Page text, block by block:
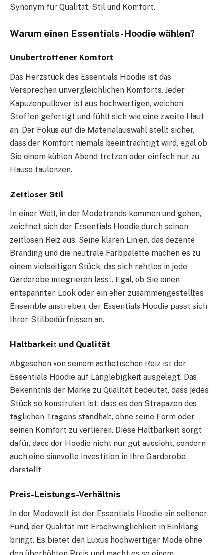
Synonym für Qualität, Stil und Komfort.
Warum einen Essentials-Hoodie wählen?
Unübertroffener Komfort
Das Herzstück des Essentials Hoodie ist das
Versprechen unvergleichlichen Komforts. Jeder
Kapuzenpullover ist aus hochwertigen, weichen
Stoffen gefertigt und fühlt sich wie eine zweite Haut
an. Der Fokus auf die Materialauswahl stellt sicher,
dass der Komfort niemals beeinträchtigt wird, egal ob
Sie einem kühlen Abend trotzen oder einfach nur zu
Hause faulenzen.
Zeitloser Stil
In einer Welt, in der Modetrends kommen und gehen,
zeichnet sich der Essentials Hoodie durch seinen
zeitlosen Reiz aus. Seine klaren Linien, das dezente
Branding und die neutrale Farbpalette machen es zu
einem vielseitigen Stück, das sich nahtlos in jede
Garderobe integrieren lässt. Egal, ob Sie einen
entspannten Look oder ein eher zusammengestelltes
Ensemble anstreben, der Essentials Hoodie passt sich
Ihren Stilbedürfnissen an.
Haltbarkeit und Qualität
Abgesehen von seinem ästhetischen Reiz ist der
Essentials Hoodie auf Langlebigkeit ausgelegt. Das
Bekenntnis der Marke zu Qualität bedeutet, dass jedes
Stück so konstruiert ist, dass es den Strapazen des
täglichen Tragens standhält, ohne seine Form oder
seinen Komfort zu verlieren. Diese Haltbarkeit sorgt
dafür, dass der Hoodie nicht nur gut aussieht, sondern
auch eine sinnvolle Investition in Ihre Garderobe
darstellt.
Preis-Leistungs-Verhältnis
In der Modewelt ist der Essentials Hoodie ein seltener
Fund, der Qualität mit Erschwinglichkeit in Einklang
bringt. Es bietet den Luxus hochwertiger Mode ohne